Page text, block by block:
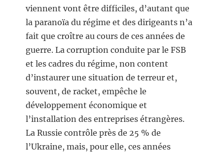
viennent vont être difficiles, d’autant que
la paranoïa du régime et des dirigeants n’a
fait que croître au cours de ces années de
guerre. La corruption conduite par le FSB
et les cadres du régime, non content
d’instaurer une situation de terreur et,
souvent, de racket, empêche le
développement économique et
l’installation des entreprises étrangères.
La Russie contrôle près de 25 % de
l’Ukraine, mais, pour elle, ces années